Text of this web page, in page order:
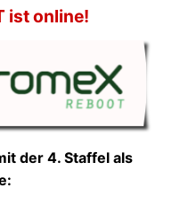
ist online!
der 4. Staffel als